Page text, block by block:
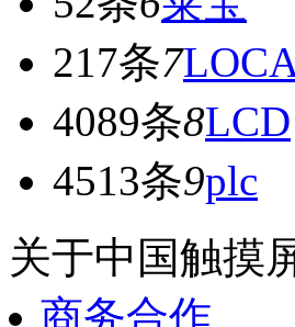
217条7
4089条8LCD
4513条9plc
关于中国触摸
商务合作